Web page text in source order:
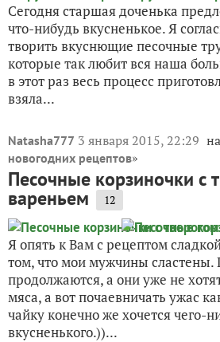
Сегодня старшая доченька
что-нибудь вкусненькое. Я
творить вкуснющие песочные
которые так любит вся наша
в этот раз весь процесс
взяла...
Natasha777 3 января 2015, 22:29
новогодних рецептов»
Песочные корзиночки с
вареньем 12
Я опять к Вам с рецептом
том, что мои мужчины сластены.
продолжаются, а они уже не
мяса, а вот почаевничать ужас
чайку конечно же хочется чего-
вкусненького.))...